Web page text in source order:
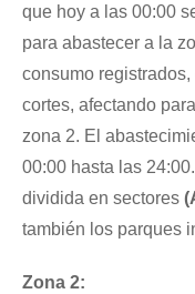
que hoy a las 00:00
para abastecer a la
consumo
cortes, afectando
zona 2. El
00:00 hasta las
dividida en sectores
también los parques
Zona 2: